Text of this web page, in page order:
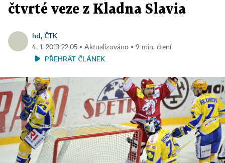
čtvrté veze z Kladna Slavia
hd, ČTK
4. 1. 2013 22:05 ▪ Aktualizováno ▪ 9 min. čtení
PŘEHRÁT ČLÁNEK